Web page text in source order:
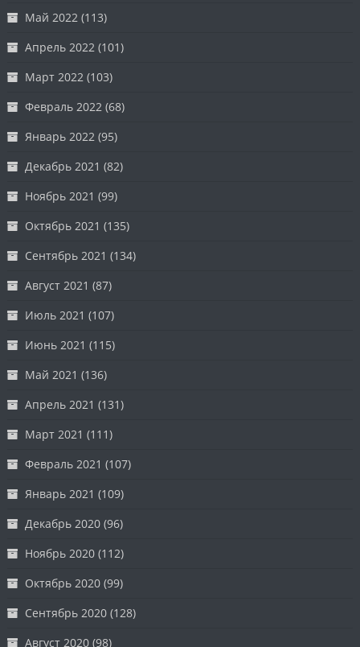
Май 2022 (113)
Апрель 2022 (101)
Март 2022 (103)
Февраль 2022 (68)
Январь 2022 (95)
Декабрь 2021 (82)
Ноябрь 2021 (99)
Октябрь 2021 (135)
Сентябрь 2021 (134)
Август 2021 (87)
Июль 2021 (107)
Июнь 2021 (115)
Май 2021 (136)
Апрель 2021 (131)
Март 2021 (111)
Февраль 2021 (107)
Январь 2021 (109)
Декабрь 2020 (96)
Ноябрь 2020 (112)
Октябрь 2020 (99)
Сентябрь 2020 (128)
Август 2020 (98)